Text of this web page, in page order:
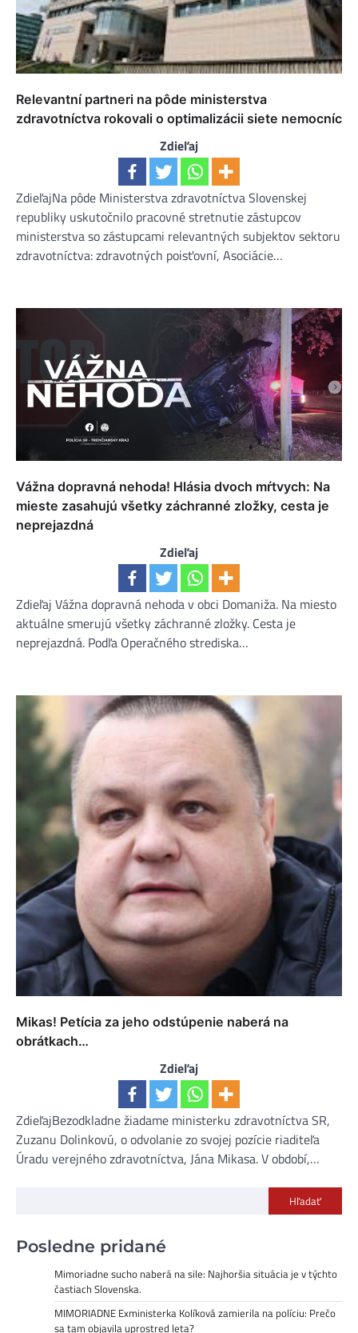
Relevantní partneri na pôde ministerstva
zdravotníctva rokovali o optimalizácii siete nemocníc
Zdieľaj
ZdieľajNa pôde Ministerstva zdravotníctva Slovenskej
republiky uskutočnilo pracovné stretnutie zástupcov
ministerstva so zástupcami relevantných subjektov sektoru
zdravotníctva: zdravotných poisťovní, Asociácie…
Vážna dopravná nehoda! Hlásia dvoch mŕtvych: Na
mieste zasahujú všetky záchranné zložky, cesta je
neprejazdná
Zdieľaj
Zdieľaj Vážna dopravná nehoda v obci Domaniža. Na miesto
aktuálne smerujú všetky záchranné zložky. Cesta je
neprejazdná. Podľa Operačného strediska…
Mikas! Petícia za jeho odstúpenie naberá na
obrátkach…
Zdieľaj
ZdieľajBezodkladne žiadame ministerku zdravotníctva SR,
Zuzanu Dolinkovú, o odvolanie zo svojej pozície riaditeľa
Úradu verejného zdravotníctva, Jána Mikasa. V období,…
Hľadať
Posledne pridané
Mimoriadne sucho naberá na sile: Najhoršia situácia je v týchto
častiach Slovenska.
MIMORIADNE Exministerka Kolíková zamierila na políciu: Prečo
sa tam objavila uprostred leta?